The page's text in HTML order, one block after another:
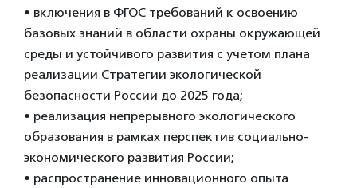
• включения в ФГОС требований к освоению
базовых знаний в области охраны окружающей
среды и устойчивого развития с учетом плана
реализации Стратегии экологической
безопасности России до 2025 года;
• реализация непрерывного экологического
образования в рамках перспектив социально-
экономического развития России;
• распространение инновационного опыта